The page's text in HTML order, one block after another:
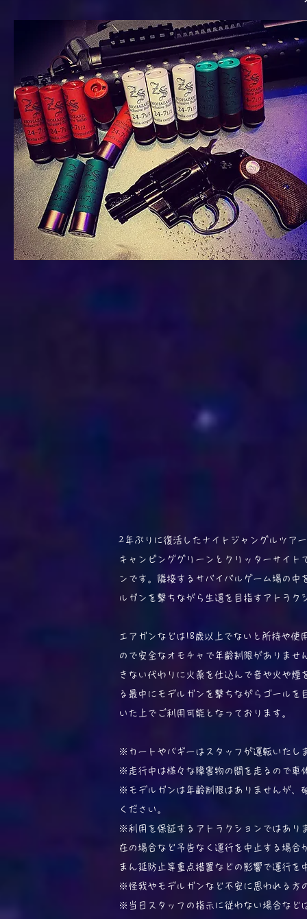
2年ぶりに復活したナイトジャングルツア
キャンピンググリーンとクリッターサイ
ンです。隣接するサバイバルゲーム場の
ルガンを撃ちながら生還を目指すアトラク
エアガンなどは18歳以上でないと所持や
ので安全なオモチャで年齢制限がありま
きない代わりに火薬を仕込んで音や火や
る最中にモデルガンを撃ちながらゴール
いた上でご利用可能となっております。
※カートやバギーはスタッフが運転いたし
※走行中は様々な障害物の間を走るので車
※モデルガンは年齢制限はありませんが、
ください。
※利用を保証するアトラクションではあり
在の場合など予告なく運行を中止する場
まん延防止等重点措置などの影響で運行を
※怪我やモデルガンなど不安に思われる方
​※当日スタッフの指示に従わない場合など